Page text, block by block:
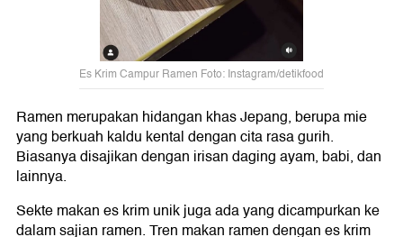
Es Krim Campur Ramen Foto: Instagram/detikfood
Ramen merupakan hidangan khas Jepang, berupa mie
yang berkuah kaldu kental dengan cita rasa gurih.
Biasanya disajikan dengan irisan daging ayam, babi, dan
lainnya.
Sekte makan es krim unik juga ada yang dicampurkan ke
dalam sajian ramen. Tren makan ramen dengan es krim